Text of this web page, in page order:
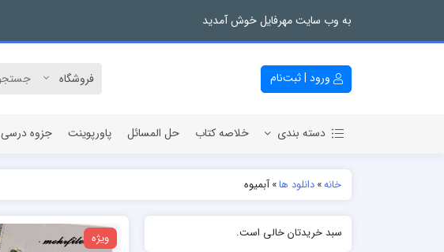
به وب سایت مهرفایل خوش آمدید
ورود | ثبت‌نام
دسته بندی خلاصه کتاب حل المسائل پاورپوینت جزوه درسی
خانه»دانلود ها»آبمیوه
ویژه سبد خریدتان خالی است.